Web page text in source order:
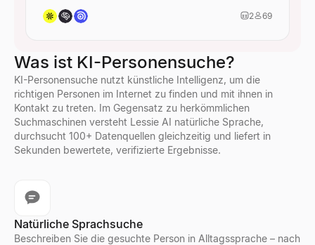
2 69
Was ist KI-Personensuche?
KI-Personensuche nutzt künstliche Intelligenz, um die
richtigen Personen im Internet zu finden und mit ihnen in
Kontakt zu treten. Im Gegensatz zu herkömmlichen
Suchmaschinen versteht Lessie AI natürliche Sprache,
durchsucht 100+ Datenquellen gleichzeitig und liefert in
Sekunden bewertete, verifizierte Ergebnisse.
Natürliche Sprachsuche
Beschreiben Sie die gesuchte Person in Alltagssprache – nach